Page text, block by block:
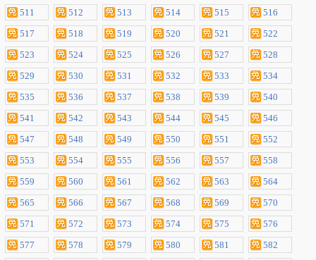
511 512 513 514 515
516
517
518 519 520 521
522
523
524 525 526 527
528
529
530 531 532 533
534
535
536 537 538 539
540
541
542 543 544 545
546
547
548 549 550 551
552
553
554 555 556 557
558
559
560 561 562 563
564
565
566 567 568 569
570
571
572 573 574 575
576
577
578 579 580 581
582